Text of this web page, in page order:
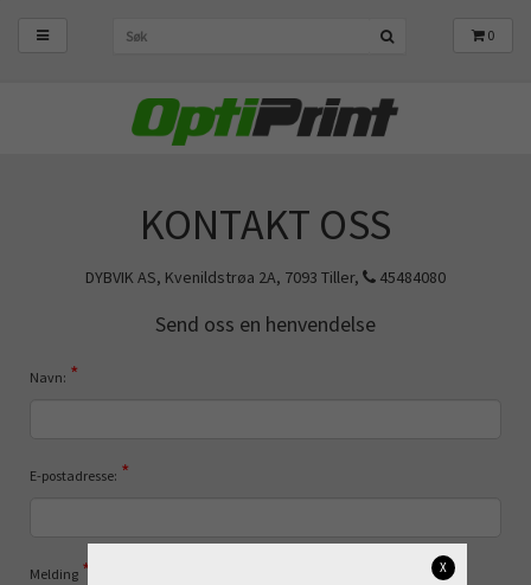
0
KONTAKT OSS
DYBVIK AS, Kvenildstrøa 2A, 7093 Tiller, 45484080
Send oss en henvendelse
Navn: *
E-postadresse: *
Melding * X